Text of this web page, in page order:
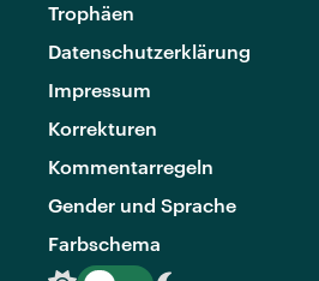
Trophäen
Datenschutzerklärung
Impressum
Korrekturen
Kommentarregeln
Gender und Sprache
Farbschema